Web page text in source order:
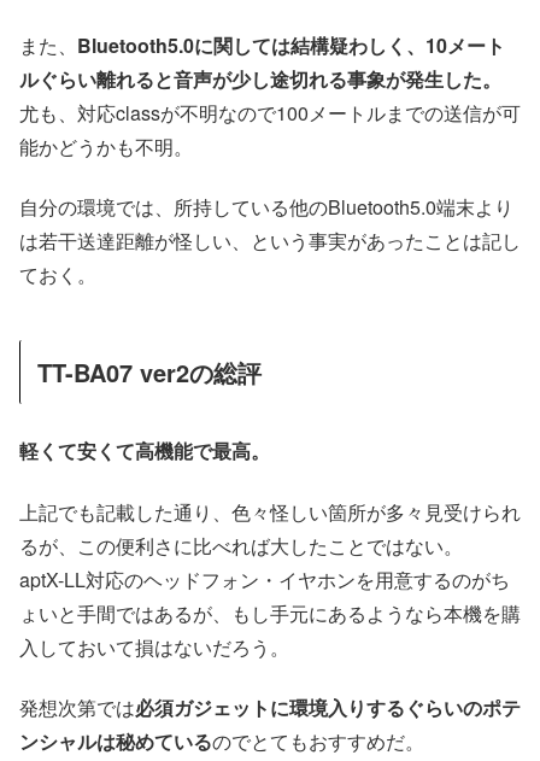
また、 Bluetooth5.0に関しては結構疑わしく、10メート
ルぐらい離れると音声が少し途切れる事象が発生した。
尤も、対応classが不明なので100メートルまでの送信が可
能かどうかも不明。
自分の環境では、所持している他のBluetooth5.0端末より
は若干送達距離が怪しい、という事実があったことは記し
ておく。
TT-BA07 ver2の総評
軽くて安くて高機能で最高。
上記でも記載した通り、色々怪しい箇所が多々見受けられ
るが、この便利さに比べれば大したことではない。
aptX-LL対応のヘッドフォン・イヤホンを用意するのがち
ょいと手間ではあるが、もし手元にあるようなら本機を購
入しておいて損はないだろう。
発想次第では必須ガジェットに環境入りするぐらいのポテ
ンシャルは秘めているのでとてもおすすめだ。